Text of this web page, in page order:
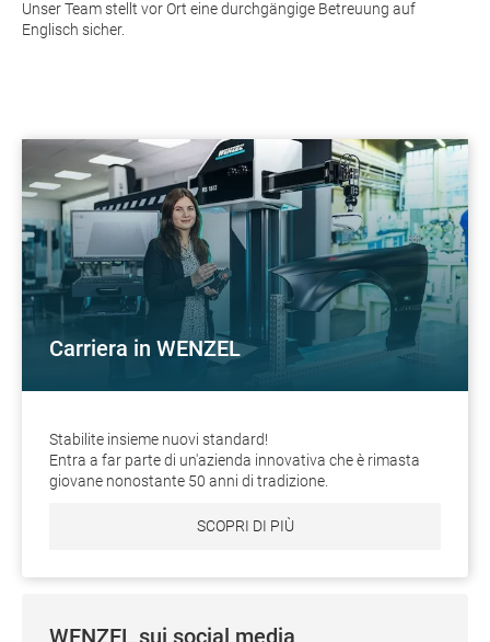
Unser Team stellt vor Ort eine durchgängige Betreuung auf
Englisch sicher.
Carriera in WENZEL
Stabilite insieme nuovi standard!
Entra a far parte di un'azienda innovativa che è rimasta
giovane nonostante 50 anni di tradizione.
SCOPRI DI PIÙ